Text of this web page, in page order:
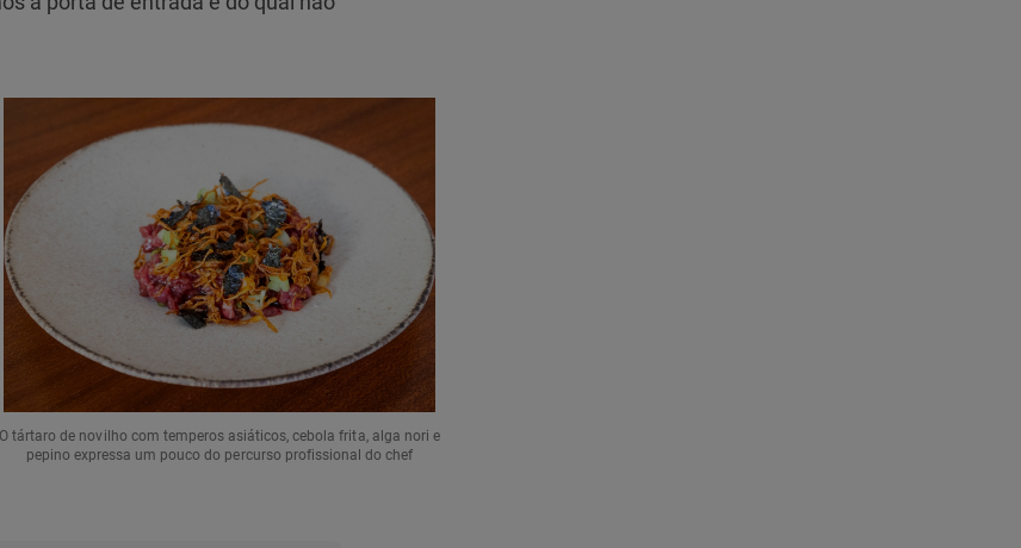
O tártaro de novilho com temperos asiáticos, cebola frita, alga nori e
pepino expressa um pouco do percurso profissional do chef